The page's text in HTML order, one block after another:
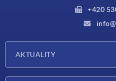
+420
AKTUALITY